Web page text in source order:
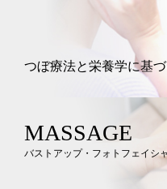
つぼ療法と栄養学に基
MASSAGE
バストアップ・フォトフェイシ